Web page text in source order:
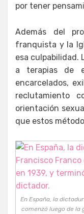
por tener
Además del
franquista y la
esa culpabilidad.
a terapias de
encarcelados,
reclutamiento
orientación
que estos
En España, la
comenzó luego de la